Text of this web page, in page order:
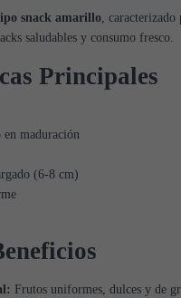
snack amarillo, caracterizado
saludables y consumo fresco.
Principales
maduración
(6-8 cm)
Frutos uniformes, dulces y de